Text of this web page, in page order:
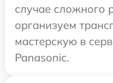
случае сложного
организуем
мастерскую в
Panasonic.